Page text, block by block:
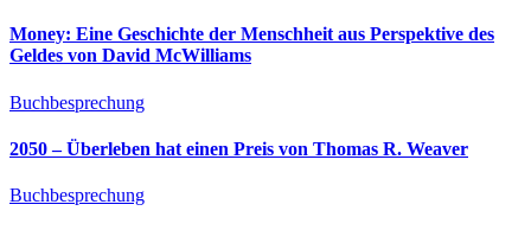
Money: Eine Geschichte der Menschheit aus Perspektive des
Geldes von David McWilliams
Buchbesprechung
2050 – Überleben hat einen Preis von Thomas R. Weaver
Buchbesprechung